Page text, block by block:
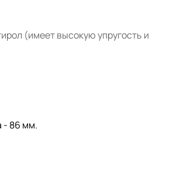
(имеет высокую упругость и
- 86 мм.